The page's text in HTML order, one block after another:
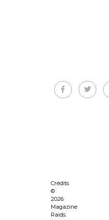
Crédits
©
2026
Magazine
Raids.